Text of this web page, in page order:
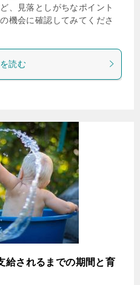
、見落としがちなポイント
機会に確認してみてくださ
読む
給されるまでの期間と育